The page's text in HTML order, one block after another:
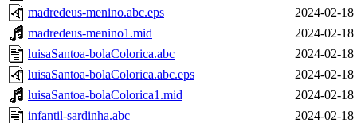
madredeus-menino.abc.eps
2024-02-18
madredeus-menino1.mid
2024-02-18
luisaSantoa-bolaColorica.abc
2024-02-18
luisaSantoa-bolaColorica.abc.eps
2024-02-18
luisaSantoa-bolaColorica1.mid
2024-02-18
infantil-sardinha.abc
2024-02-18